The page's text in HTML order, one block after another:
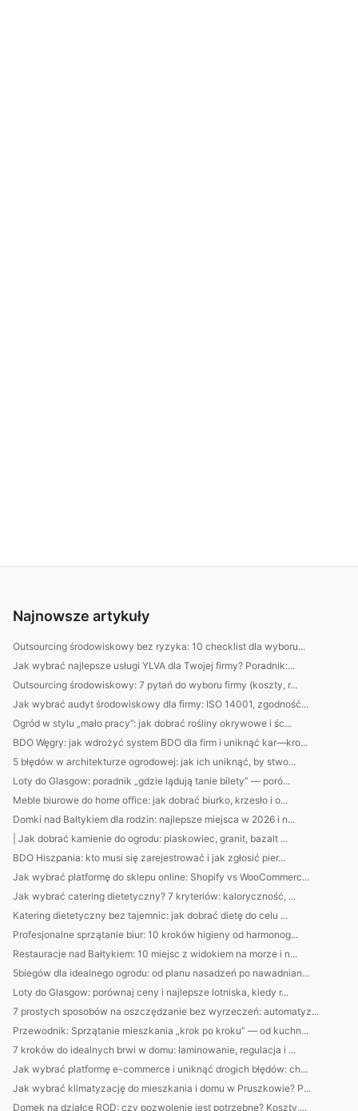
Najnowsze artykuły
Outsourcing środowiskowy bez ryzyka: 10 checklist dla wyboru...
Jak wybrać najlepsze usługi YLVA dla Twojej firmy? Poradnik:...
Outsourcing środowiskowy: 7 pytań do wyboru firmy (koszty, r...
Jak wybrać audyt środowiskowy dla firmy: ISO 14001, zgodność...
Ogród w stylu „mało pracy”: jak dobrać rośliny okrywowe i śc...
BDO Węgry: jak wdrożyć system BDO dla firm i uniknąć kar—kro...
5 błędów w architekturze ogrodowej: jak ich uniknąć, by stwo...
Loty do Glasgow: poradnik „gdzie lądują tanie bilety” — poró...
Meble biurowe do home office: jak dobrać biurko, krzesło i o...
Domki nad Bałtykiem dla rodzin: najlepsze miejsca w 2026 i n...
| Jak dobrać kamienie do ogrodu: piaskowiec, granit, bazalt ...
BDO Hiszpania: kto musi się zarejestrować i jak zgłosić pier...
Jak wybrać platformę do sklepu online: Shopify vs WooCommerc...
Jak wybrać catering dietetyczny? 7 kryteriów: kaloryczność, ...
Katering dietetyczny bez tajemnic: jak dobrać dietę do celu ...
Profesjonalne sprzątanie biur: 10 kroków higieny od harmonog...
Restauracje nad Bałtykiem: 10 miejsc z widokiem na morze i n...
5biegów dla idealnego ogrodu: od planu nasadzeń po nawadnian...
Loty do Glasgow: porównaj ceny i najlepsze lotniska, kiedy r...
7 prostych sposobów na oszczędzanie bez wyrzeczeń: automatyz...
Przewodnik: Sprzątanie mieszkania „krok po kroku” — od kuchn...
7 kroków do idealnych brwi w domu: laminowanie, regulacja i ...
Jak wybrać platformę e-commerce i uniknąć drogich błędów: ch...
Jak wybrać klimatyzację do mieszkania i domu w Pruszkowie? P...
Domek na działce ROD: czy pozwolenie jest potrzebne? Koszty,...